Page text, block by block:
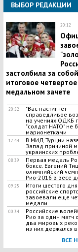
ВЫБОР РЕДАКЦИИ
20:12
застолбила за собой
итоговое
медальном зачете
20:52
"Вас настигнет
справедливое
на учениях ОДКБ
"солдат НАТО" не
марионетками
17:44
В МИД Турции
Запад причиной
украинских
08:39
Первая медаль
боксе. Евгений
олимпийский
Рио-2016 в весе
09:25
Итоги шестого
российские
завоевали еще
медали
00:34
Российские
Рио за один матч
два мировых
из них держался
ВСЕ